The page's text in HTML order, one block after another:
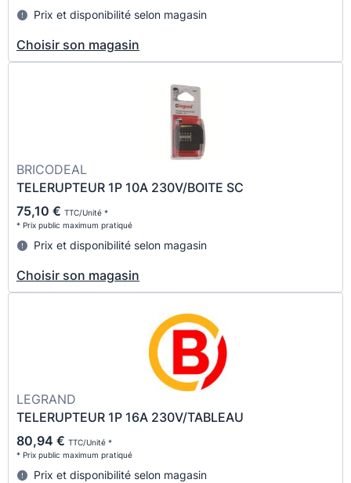
Prix et disponibilité selon magasin
Choisir son magasin
BRICODEAL
TELERUPTEUR 1P 10A 230V/BOITE SC
75,10 € TTC/Unité *
* Prix public maximum pratiqué
Prix et disponibilité selon magasin
Choisir son magasin
LEGRAND
TELERUPTEUR 1P 16A 230V/TABLEAU
80,94 € TTC/Unité *
* Prix public maximum pratiqué
Prix et disponibilité selon magasin